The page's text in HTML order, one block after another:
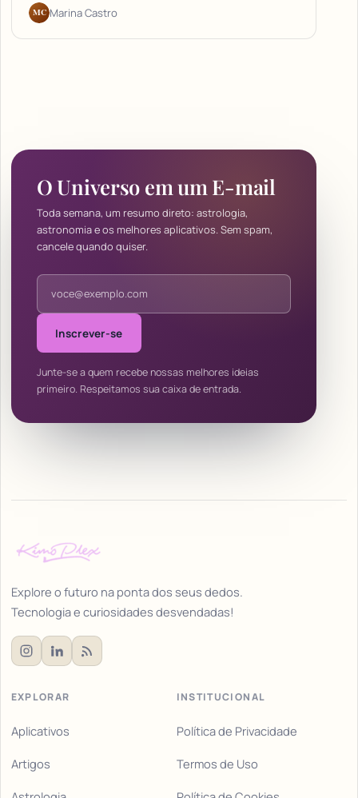
MC Marina Castro
O Universo em um E-mail
Toda semana, um resumo direto: astrologia,
astronomia e os melhores aplicativos. Sem spam,
cancele quando quiser.
Endereço de e-mail
Inscrever-se
Junte-se a quem recebe nossas melhores ideias
primeiro. Respeitamos sua caixa de entrada.
Explore o futuro na ponta dos seus dedos.
Tecnologia e curiosidades desvendadas!
EXPLORAR
Aplicativos
Artigos
INSTITUCIONAL
Política de Privacidade
Termos de Uso